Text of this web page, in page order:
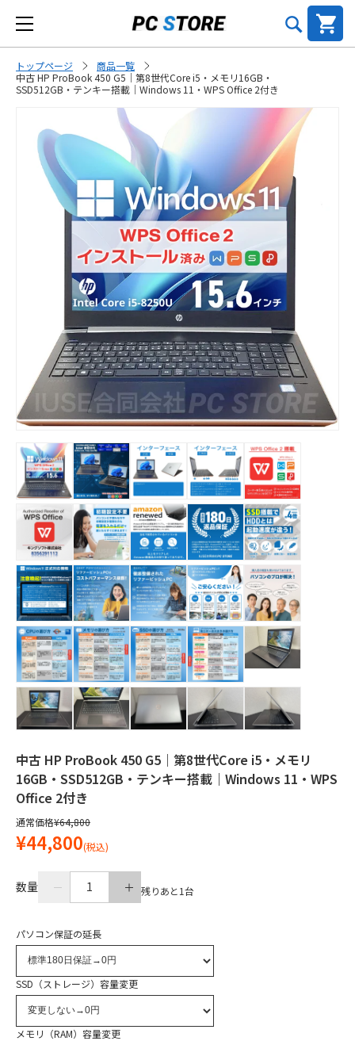
トップページ
商品一覧
中古 HP ProBook 450 G5｜第8世代Core i5・メモリ16GB・
SSD512GB・テンキー搭載｜Windows 11・WPS Office 2付き
中古 HP ProBook 450 G5｜第8世代Core i5・メモリ
16GB・SSD512GB・テンキー搭載｜Windows 11・WPS
Office 2付き
通常価格¥64,800
¥44,800(税込)
数量 1 残りあと1台
パソコン保証の延長
SSD（ストレージ）容量変更
メモリ（RAM）容量変更